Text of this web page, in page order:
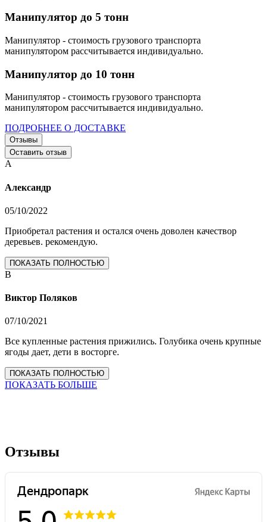
Манипулятор до 5 тонн
Манипулятор - стоимость грузового транспорта
манипулятором рассчитывается индивидуально.
Манипулятор до 10 тонн
Манипулятор - стоимость грузового транспорта
манипулятором рассчитывается индивидуально.
ПОДРОБНЕЕ О ДОСТАВКЕ
Отзывы
Оставить отзыв
А
Александр
05/10/2022
Приобретал растения и остался очень доволен качествор
деревьев. рекомендую.
ПОКАЗАТЬ ПОЛНОСТЬЮ
В
Виктор Поляков
07/10/2021
Все купленные растения прижились. Голубика очень крупные
ягоды дает, дети в восторге.
ПОКАЗАТЬ ПОЛНОСТЬЮ
ПОКАЗАТЬ БОЛЬШЕ
Отзывы